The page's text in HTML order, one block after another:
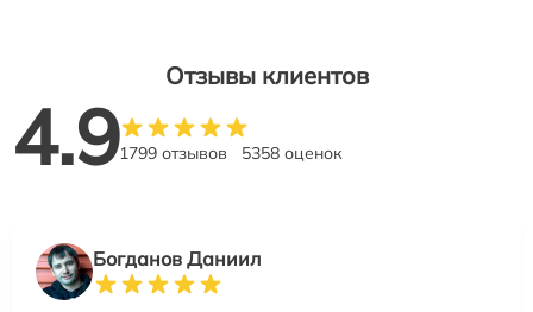
Отзывы клиентов
4.91799 отзывов 5358 оценок
Богданов Даниил